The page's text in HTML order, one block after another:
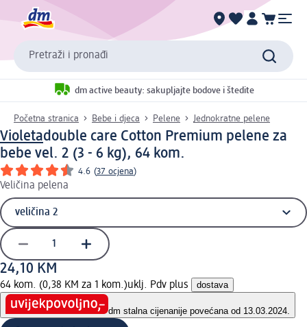
Pretraži i pronađi
dm active beauty: sakupljajte bodove i štedite
Početna stranica Bebe i djeca Pelene Jednokratne pelene
Violetadouble care Cotton Premium pelene za
bebe vel. 2 (3 - 6 kg), 64 kom.
4.6 (37 ocjena)
Veličina pelena
24,10 KM
64 kom. (0,38 KM za 1 kom.)uklj. Pdv plus dostava
dm stalna cijenanije povećana od 13.03.2024.